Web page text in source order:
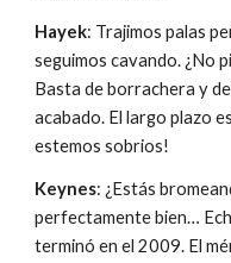
Hayek: Trajimos palas
seguimos cavando. ¿No
Basta de borrachera y
acabado. El largo plazo
estemos sobrios!
Keynes: ¿Estás
perfectamente bien…
terminó en el 2009. El